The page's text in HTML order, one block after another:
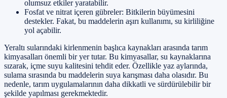
olumsuz etkiler yaratabilir.
Fosfat ve nitrat içeren gübreler: Bitkilerin büyümesini
destekler. Fakat, bu maddelerin aşırı kullanımı, su kirliliğine
yol açabilir.
Yeraltı sularındaki kirlenmenin başlıca kaynakları arasında tarım
kimyasalları önemli bir yer tutar. Bu kimyasallar, su kaynaklarına
sızarak, içme suyu kalitesini tehdit eder. Özellikle yaz aylarında,
sulama sırasında bu maddelerin suya karışması daha olasıdır. Bu
nedenle, tarım uygulamalarının daha dikkatli ve sürdürülebilir bir
şekilde yapılması gerekmektedir.